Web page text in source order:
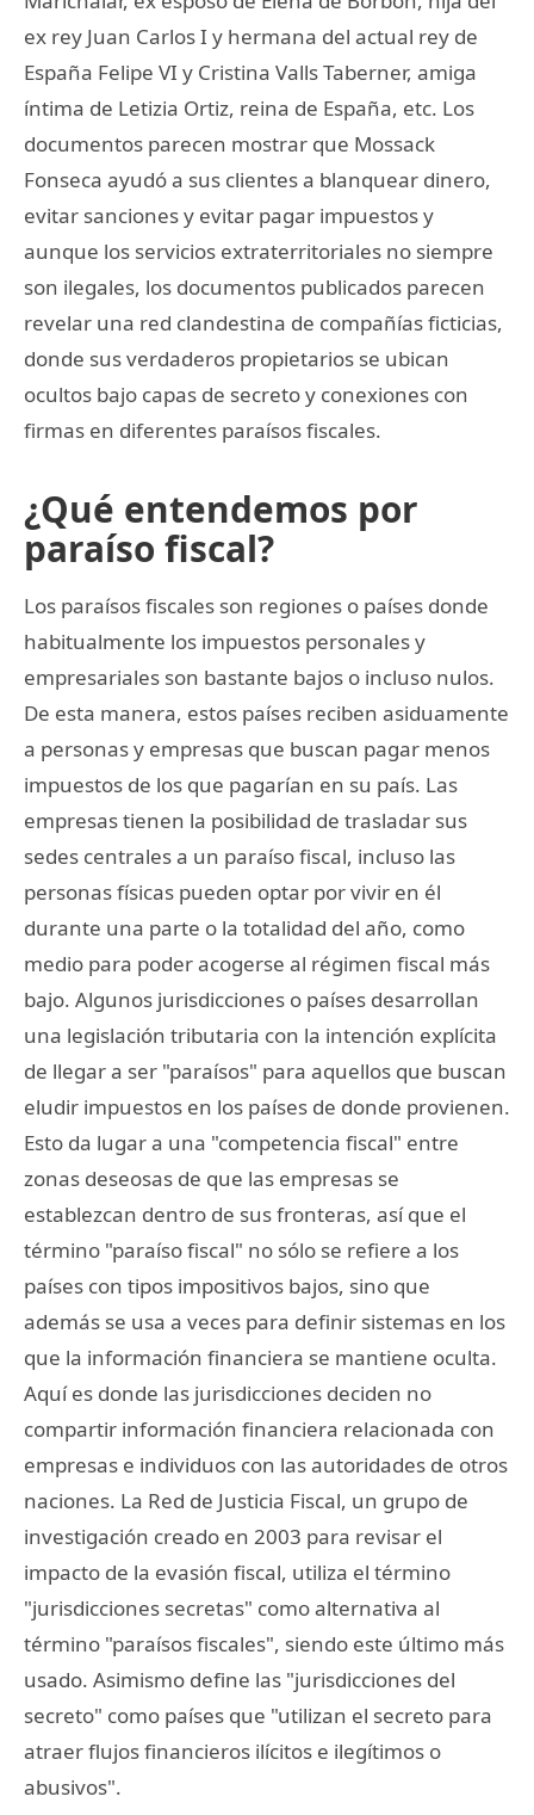
ex rey Juan Carlos I y hermana del actual rey de
España Felipe VI y Cristina Valls Taberner, amiga
íntima de Letizia Ortiz, reina de España, etc. Los
documentos parecen mostrar que Mossack
Fonseca ayudó a sus clientes a blanquear dinero,
evitar sanciones y evitar pagar impuestos y
aunque los servicios extraterritoriales no siempre
son ilegales, los documentos publicados parecen
revelar una red clandestina de compañías ficticias,
donde sus verdaderos propietarios se ubican
ocultos bajo capas de secreto y conexiones con
firmas en diferentes paraísos fiscales.
¿Qué entendemos por
paraíso fiscal?
Los paraísos fiscales son regiones o países donde
habitualmente los impuestos personales y
empresariales son bastante bajos o incluso nulos.
De esta manera, estos países reciben asiduamente
a personas y empresas que buscan pagar menos
impuestos de los que pagarían en su país. Las
empresas tienen la posibilidad de trasladar sus
sedes centrales a un paraíso fiscal, incluso las
personas físicas pueden optar por vivir en él
durante una parte o la totalidad del año, como
medio para poder acogerse al régimen fiscal más
bajo. Algunos jurisdicciones o países desarrollan
una legislación tributaria con la intención explícita
de llegar a ser "paraísos" para aquellos que buscan
eludir impuestos en los países de donde provienen.
Esto da lugar a una "competencia fiscal" entre
zonas deseosas de que las empresas se
establezcan dentro de sus fronteras, así que el
término "paraíso fiscal" no sólo se refiere a los
países con tipos impositivos bajos, sino que
además se usa a veces para definir sistemas en los
que la información financiera se mantiene oculta.
Aquí es donde las jurisdicciones deciden no
compartir información financiera relacionada con
empresas e individuos con las autoridades de otros
naciones. La Red de Justicia Fiscal, un grupo de
investigación creado en 2003 para revisar el
impacto de la evasión fiscal, utiliza el término
"jurisdicciones secretas" como alternativa al
término "paraísos fiscales", siendo este último más
usado. Asimismo define las "jurisdicciones del
secreto" como países que "utilizan el secreto para
atraer flujos financieros ilícitos e ilegítimos o
abusivos".